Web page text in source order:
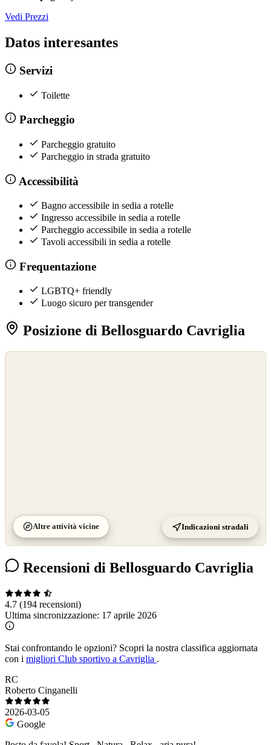
Vedi Prezzi
Datos interesantes
Servizi
Toilette
Parcheggio
Parcheggio gratuito
Parcheggio in strada gratuito
Accessibilità
Bagno accessibile in sedia a rotelle
Ingresso accessibile in sedia a rotelle
Parcheggio accessibile in sedia a rotelle
Tavoli accessibili in sedia a rotelle
Frequentazione
LGBTQ+ friendly
Luogo sicuro per transgender
Posizione di Bellosguardo Cavriglia
Altre attività vicine Indicazioni stradali
Recensioni di Bellosguardo Cavriglia
4.7 (194 recensioni)
Ultima sincronizzazione: 17 aprile 2026
Stai confrontando le opzioni? Scopri la nostra classifica aggiornata
con i migliori Club sportivo a Cavriglia .
RC
Roberto Cinganelli
2026-03-05
Google